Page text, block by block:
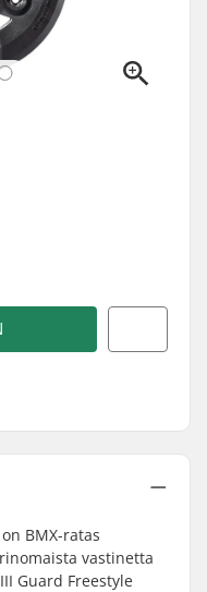
BMX-ratas
vastinetta
Guard Freestyle